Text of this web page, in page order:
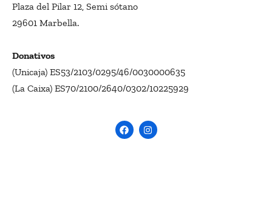
Plaza del Pilar 12, Semi sótano
29601 Marbella.
Donativos
(Unicaja) ES53/2103/0295/46/0030000635
(La Caixa) ES70/2100/2640/0302/10225929